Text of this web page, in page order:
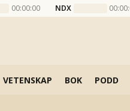
00:00:00 NDX
VETENSKAP BOK PODD